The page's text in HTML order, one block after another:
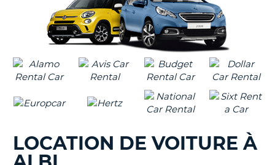
LOCATION DE VOITURE À